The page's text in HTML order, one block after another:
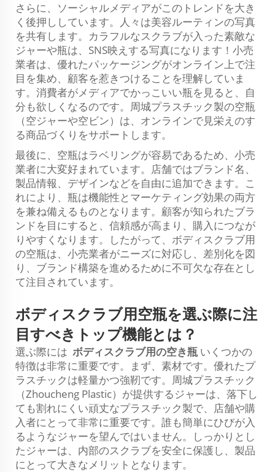
さらに、ソーシャルメディアがこのトレンドを大き
く後押ししています。人々は美容ルーティンの写真
を共有します。カラフルなスクラブが入った素敵な
ジャーや瓶は、SNS映えする写真になります！小売
業者は、優れたパッケージングがオンライン上で注
目を集め、顧客を惹きつけることを理解していま
す。消費者がメディアでかっこいい瓶を見ると、自
分も欲しくなるのです。周城プラスチック製の空瓶
（空ジャーや空ビン）は、オンラインで見栄えのす
る商品づくりをサポートします。
最後に、空瓶はラベリングが容易であるため、小売
業者に大変好まれています。店舗ではブランド名、
製品情報、デザインなどを自由に追加できます。こ
れにより、瓶は機能性とマーケティング効果の両方
を兼ね備えるものとなります。顧客が知られたブラ
ンドを目にすると、信頼感が高まり、購入につなが
りやすくなります。したがって、ボディスクラブ用
の空瓶は、小売業者がニーズに対応し、差別化を図
り、ブランド構築を進めるために不可欠な存在とし
て注目されています。
ボディスクラブ用空瓶を選ぶ際に注
目すべきトップ機能とは？
選ぶ際には ボディスクラブ用の空き瓶 いくつかの
特徴は非常に重要です。まず、素材です。優れたプ
ラスチックは軽量かつ強靭です。周城プラスチック
（Zhoucheng Plastic）が提供するジャーは、落下し
ても割れにくい頑丈なプラスチック製で、店舗や購
入者にとって非常に重要です。誰も簡単にひびが入
るようなジャーを望んではいません。しっかりとし
たジャーは、内部のスクラブを安全に保護し、製品
にとって大きなメリットとなります。